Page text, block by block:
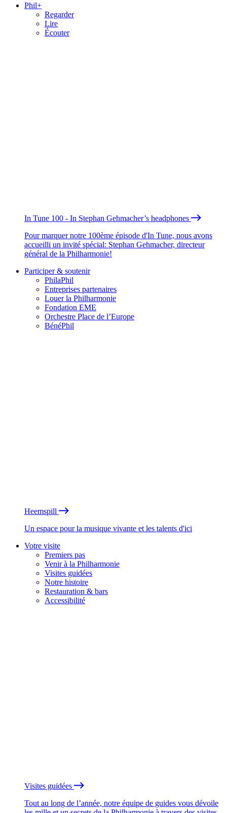
Phil+
Regarder
Lire
Écouter
In Tune 100 - In Stephan Gehmacher’s headphones
Pour marquer notre 100ème épisode d'In Tune, nous avons
accueilli un invité spécial: Stephan Gehmacher, directeur
général de la Philharmonie!
Participer & soutenir
PhilaPhil
Entreprises partenaires
Louer la Philharmonie
Fondation EME
Orchestre Place de l’Europe
BénéPhil
Heemspill
Un espace pour la musique vivante et les talents d'ici
Votre visite
Premiers pas
Venir à la Philharmonie
Visites guidées
Notre histoire
Restauration & bars
Accessibilité
Visites guidées
Tout au long de l’année, notre équipe de guides vous dévoile